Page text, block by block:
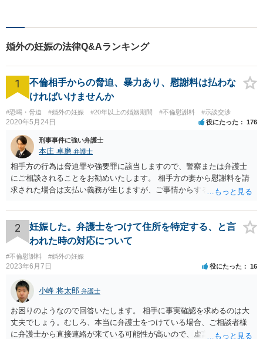
婚外の妊娠の法律Q&Aランキング
1
不倫相手からの脅迫、暴力あり、慰謝料は払わな
ければいけませんか
#恐喝・脅迫 #婚外の妊娠 #20年以上の婚姻期間 #不倫慰謝料 #示談交渉
2020年5月24日 役にたった 176
刑事事件に強い弁護士
本庄 卓磨 弁護士
相手方の行為は脅迫罪や強要罪に該当しますので、警察または弁護士
にご相談されることをお勧めいたします。 相手方の妻から慰謝料を請
求された場合は支払い義務が生じますが、ご事情からすると減額交渉
2
妊娠した。弁護士をつけて住所を特定する、と言
われた時の対応について
#不倫慰謝料 #婚外の妊娠
2023年6月7日 役にたった 16
小峰 将太郎 弁護士
お困りのようなので回答いたします。 相手に事実確認を求めるのは大
丈夫でしょう。むしろ、本当に弁護士をつけている場合、ご相談者様
に弁護士から直接連絡が来ている可能性が高いので、虚言の可能性も